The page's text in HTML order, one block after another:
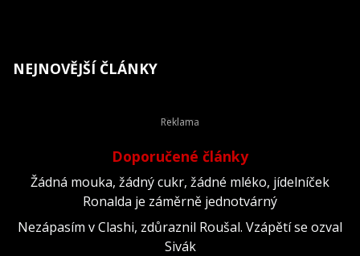
NEJNOVĚJŠÍ ČLÁNKY
Doporučené články
Žádná mouka, žádný cukr, žádné mléko, jídelníček
Ronalda je záměrně jednotvárný
Nezápasím v Clashi, zdůraznil Roušal. Vzápětí se ozval
Sivák